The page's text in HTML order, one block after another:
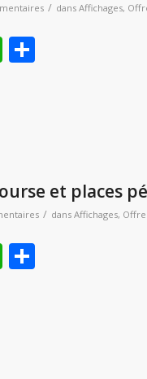
/ dans Affichages,
WhatsApp
et places
/ dans Affichages,
WhatsApp